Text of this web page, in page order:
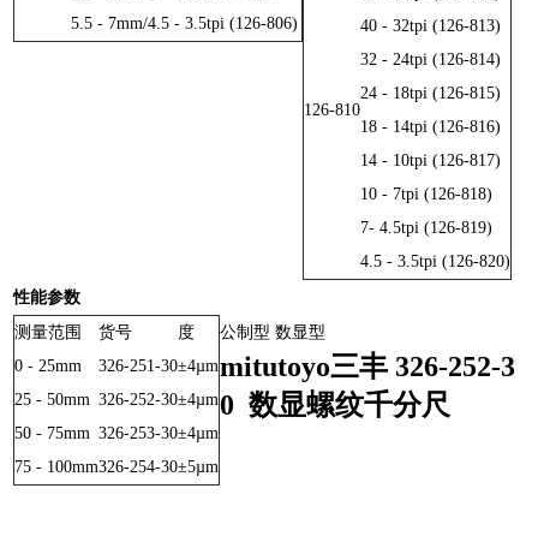
5.5 - 7mm/4.5 - 3.5tpi (126-806)
126-810
40 - 32tpi (126-813)
32 - 24tpi (126-814)
24 - 18tpi (126-815)
18 - 14tpi (126-816)
14 - 10tpi (126-817)
10 - 7tpi (126-818)
7- 4.5tpi (126-819)
4.5 - 3.5tpi (126-820)
性能参数
公制型 数显型
测量范围 货号
度
0 - 25mm
326-251-30±4µm
25 - 50mm 326-252-30±4µm
50 - 75mm 326-253-30±4µm
75 - 100mm326-254-30±5µm
mitutoyo三丰 326-252-3
0 数显螺纹千分尺